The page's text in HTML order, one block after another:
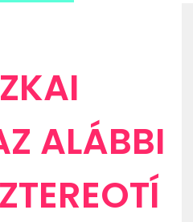
TÁJÉKOZTATÓ
ALÁBBI